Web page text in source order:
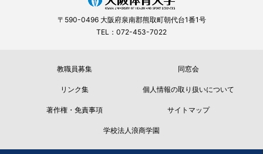
〒590-0496 大阪府泉南郡熊取町朝代台1番1号
TEL：072-453-7022
教職員募集
同窓会
リンク集
個人情報の取り扱いについて
著作権・免責事項
サイトマップ
学校法人浪商学園